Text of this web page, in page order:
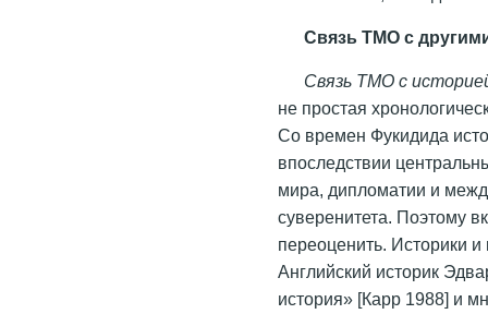
Связь ТМО с
Связь ТМО с
не простая
Со времен Фукидида
впоследствии
мира, дипломатии и
суверенитета. Поэтому
переоценить. Историки
Английский историк
история» [Карр 1988] и